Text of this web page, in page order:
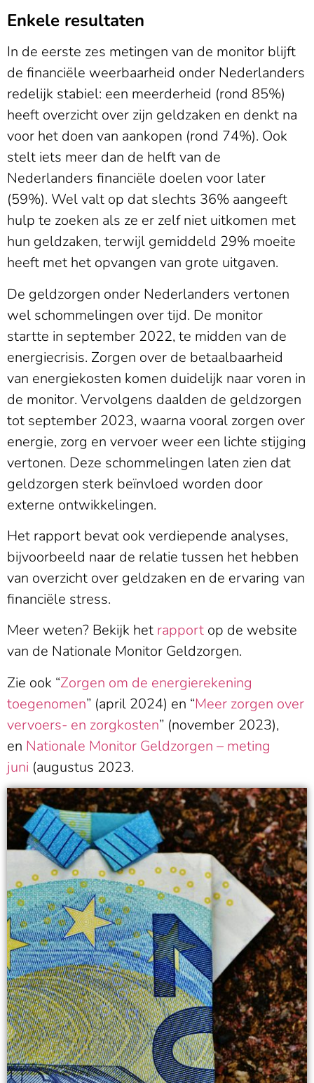
Enkele resultaten
In de eerste zes metingen van de monitor blijft
de financiële weerbaarheid onder Nederlanders
redelijk stabiel: een meerderheid (rond 85%)
heeft overzicht over zijn geldzaken en denkt na
voor het doen van aankopen (rond 74%). Ook
stelt iets meer dan de helft van de
Nederlanders financiële doelen voor later
(59%). Wel valt op dat slechts 36% aangeeft
hulp te zoeken als ze er zelf niet uitkomen met
hun geldzaken, terwijl gemiddeld 29% moeite
heeft met het opvangen van grote uitgaven.
De geldzorgen onder Nederlanders vertonen
wel schommelingen over tijd. De monitor
startte in september 2022, te midden van de
energiecrisis. Zorgen over de betaalbaarheid
van energiekosten komen duidelijk naar voren in
de monitor. Vervolgens daalden de geldzorgen
tot september 2023, waarna vooral zorgen over
energie, zorg en vervoer weer een lichte stijging
vertonen. Deze schommelingen laten zien dat
geldzorgen sterk beïnvloed worden door
externe ontwikkelingen.
Het rapport bevat ook verdiepende analyses,
bijvoorbeeld naar de relatie tussen het hebben
van overzicht over geldzaken en de ervaring van
financiële stress.
Meer weten? Bekijk het rapport op de website
van de Nationale Monitor Geldzorgen.
Zie ook “Zorgen om de energierekening
toegenomen” (april 2024) en “Meer zorgen over
vervoers- en zorgkosten” (november 2023),
en Nationale Monitor Geldzorgen – meting
juni (augustus 2023.